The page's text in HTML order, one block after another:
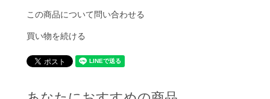
この商品について問い合わせる
買い物を続ける